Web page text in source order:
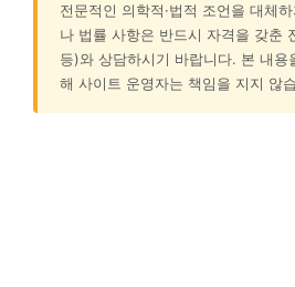
전문적인 의학적·법적 조언을 대체
나 법률 사항은 반드시 자격을 갖춘
등)와 상담하시기 바랍니다. 본 내용
해 사이트 운영자는 책임을 지지 않